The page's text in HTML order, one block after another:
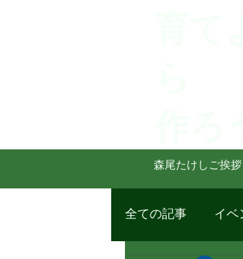
森尾たけしご挨拶
全ての記事 イベ